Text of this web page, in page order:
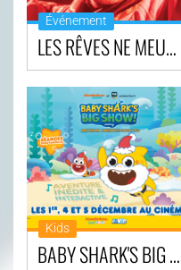
Événement
LES RÊVES NE MEURENT JAMAIS
Kids
BABY SHARK'S BIG SHOW